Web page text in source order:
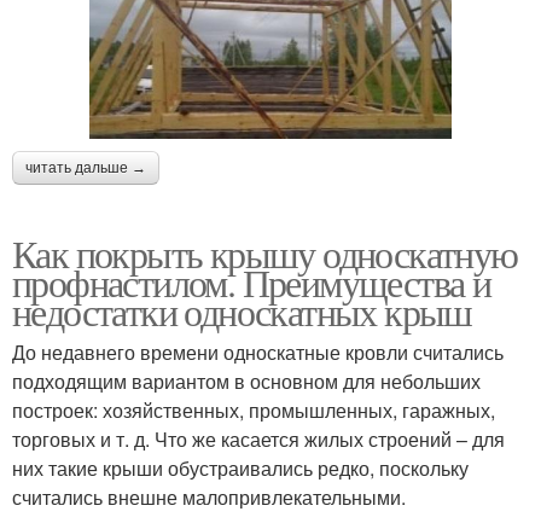
читать дальше →
Как покрыть крышу односкатную
профнастилом. Преимущества и
недостатки односкатных крыш
До недавнего времени односкатные кровли считались
подходящим вариантом в основном для небольших
построек: хозяйственных, промышленных, гаражных,
торговых и т. д. Что же касается жилых строений – для
них такие крыши обустраивались редко, поскольку
считались внешне малопривлекательными.